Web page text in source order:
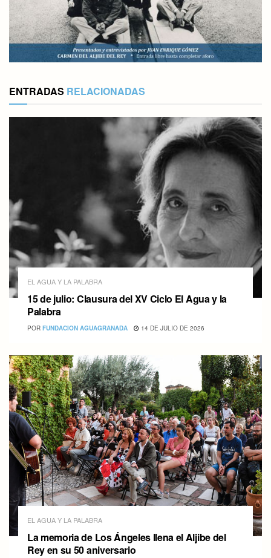
ENTRADAS RELACIONADAS
EL AGUA Y LA PALABRA
15 de julio: Clausura del XV Ciclo El Agua y la
Palabra
POR FUNDACION AGUAGRANADA 14 DE JULIO DE 2026
EL AGUA Y LA PALABRA
La memoria de Los Ángeles llena el Aljibe del
Rey en su 50 aniversario